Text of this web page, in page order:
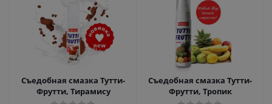
Съедобная смазка Тутти-
Фрутти, Тирамису
Съедобная смазка Тутти-
Фрутти, Тропик